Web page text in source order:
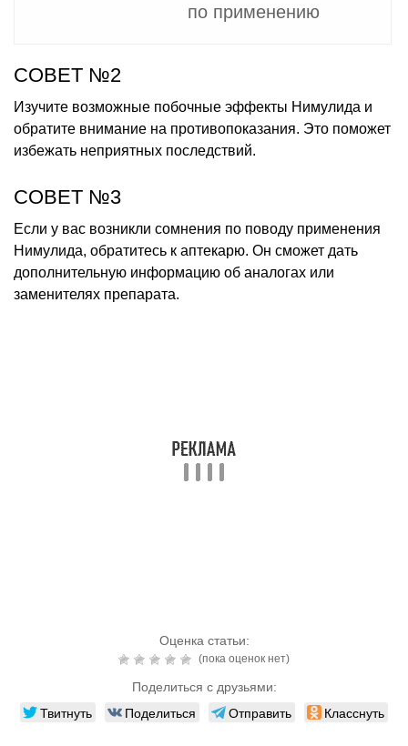
по применению
СОВЕТ №2
Изучите возможные побочные эффекты Нимулида и
обратите внимание на противопоказания. Это поможет
избежать неприятных последствий.
СОВЕТ №3
Если у вас возникли сомнения по поводу применения
Нимулида, обратитесь к аптекарю. Он сможет дать
дополнительную информацию об аналогах или
заменителях препарата.
Оценка статьи:
(пока оценок нет)
Поделиться с друзьями:
Твитнуть Поделиться Отправить Класснуть